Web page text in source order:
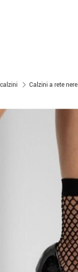
Calzini a rete nere